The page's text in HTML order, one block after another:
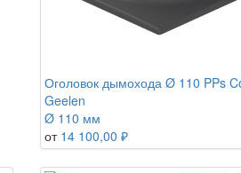
Оголовок дымохода Ø 110 PPs
Geelen
Ø 110 мм
от 14 100,00 ₽